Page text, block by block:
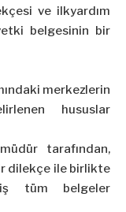
ve ilkyardım
belgesinin bir
merkezlerin
hususlar
tarafından,
dilekçe ile birlikte
tüm belgeler